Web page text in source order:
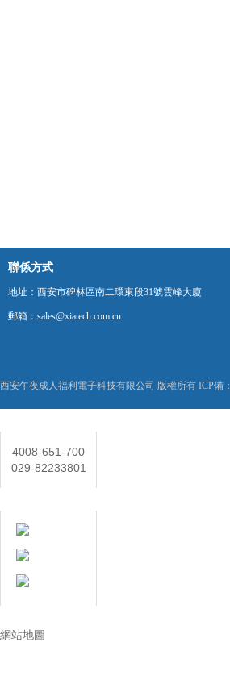
聯係方式
地址：西安市碑林區南二環東段31號雲峰大廈
郵箱：sales@xiatech.com.cn
西安午夜成人福利電子科技有限公司 版權所有 ICP備：
4008-651-700
029-82233801
網站地圖